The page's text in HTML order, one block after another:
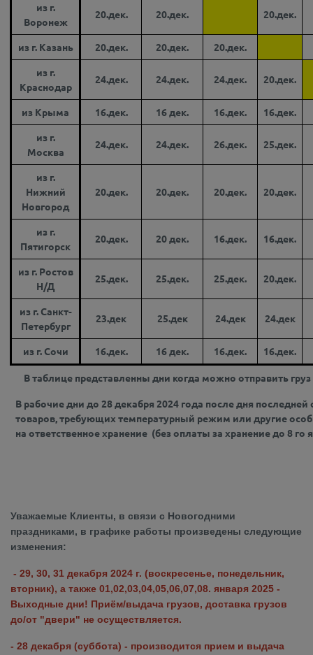
из г.
Воронеж
20.дек. 20.дек. 20.дек.
из г. Казань 20.дек. 20.дек.
20.дек.
из г.
Краснодар
24.дек. 24.дек. 24.дек. 20.дек.
из Крыма 16.дек. 16 дек. 16.дек.
16.дек.
из г.
Москва
24.дек. 24.дек. 26.дек. 25.дек.
из г.
Нижний
Новгород
20.дек. 20.дек. 20.дек. 20.дек.
из г.
Пятигорск
20.дек. 20 дек. 16.дек. 16.дек.
из г. Ростов
Н/Д
25.дек. 25.дек. 25.дек. 20.дек.
из г. Санкт-
Петербург
23.дек 25.дек 24.дек 24.дек
из г. Сочи 16.дек. 16 дек. 16.дек. 16.дек.
В таблице представленны дни когда можно отправить
В рабочие дни до 28 декабря 2024 года после дня
товаров, требующих температурный режим или другие
на ответственное хранение (без оплаты за хранение до 8
Уважаемые Клиенты, в связи с Новогодними
праздниками, в графике работы произведены следующие
изменения:
- 29, 30, 31 декабря 2024 г. (воскресенье, понедельник,
вторник), а также 01,02,03,04,05,06,07,08. января 2025 -
Выходные дни! Приём/выдача грузов, доставка грузов
до/от "двери" не осуществляется.
- 28 декабря (суббота) - производится прием и выдача